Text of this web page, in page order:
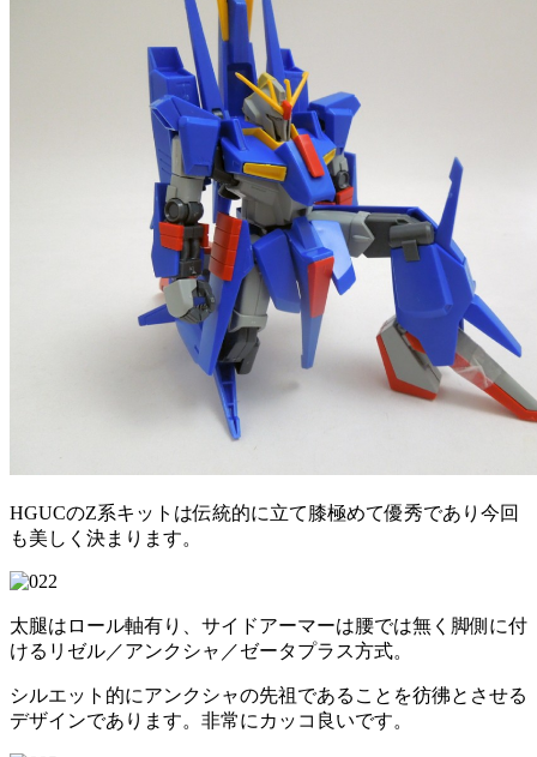
HGUCのZ系キットは伝統的に立て膝極めて優秀であり今回
も美しく決まります。
太腿はロール軸有り、サイドアーマーは腰では無く脚側に付
けるリゼル／アンクシャ／ゼータプラス方式。
シルエット的にアンクシャの先祖であることを彷彿とさせる
デザインであります。非常にカッコ良いです。